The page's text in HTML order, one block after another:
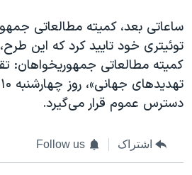
ساعاتی بعد، کمیته مطالعاتی
توئیتری خود تایید کرد که این
کمیته مطالعاتی جمهوریخواهان:
دسترس عموم قرار می‌گیرد.
اشتراک Follow us